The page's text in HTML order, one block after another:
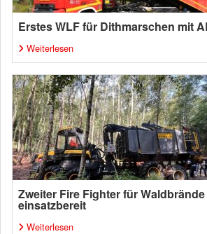
Erstes WLF für Dithmarschen mit
Weiterlesen
Zweiter Fire Fighter für
einsatzbereit
Weiterlesen